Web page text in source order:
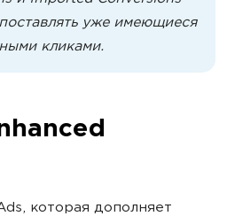
уже имеющиеся
кликами.
которая дополняет